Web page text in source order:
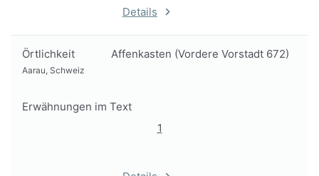
Details
Örtlichkeit Affenkasten (Vordere Vorstadt 672)
Aarau, Schweiz
Erwähnungen im Text
1